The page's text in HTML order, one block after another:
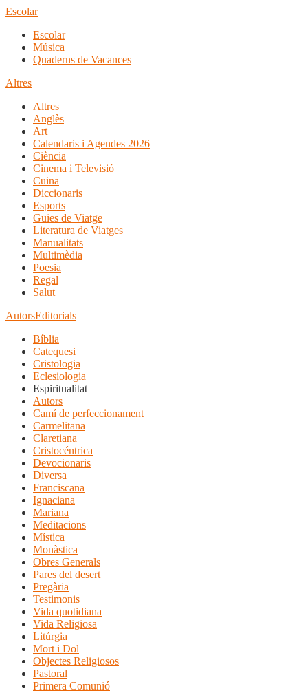
Escolar
Escolar
Música
Quaderns de Vacances
Altres
Altres
Anglès
Art
Calendaris i Agendes 2026
Ciència
Cinema i Televisió
Cuina
Diccionaris
Esports
Guies de Viatge
Literatura de Viatges
Manualitats
Multimèdia
Poesia
Regal
Salut
AutorsEditorials
Bíblia
Catequesi
Cristologia
Eclesiologia
Espiritualitat
Autors
Camí de perfeccionament
Carmelitana
Claretiana
Cristocéntrica
Devocionaris
Diversa
Franciscana
Ignaciana
Mariana
Meditacions
Mística
Monàstica
Obres Generals
Pares del desert
Pregària
Testimonis
Vida quotidiana
Vida Religiosa
Litúrgia
Mort i Dol
Objectes Religiosos
Pastoral
Primera Comunió